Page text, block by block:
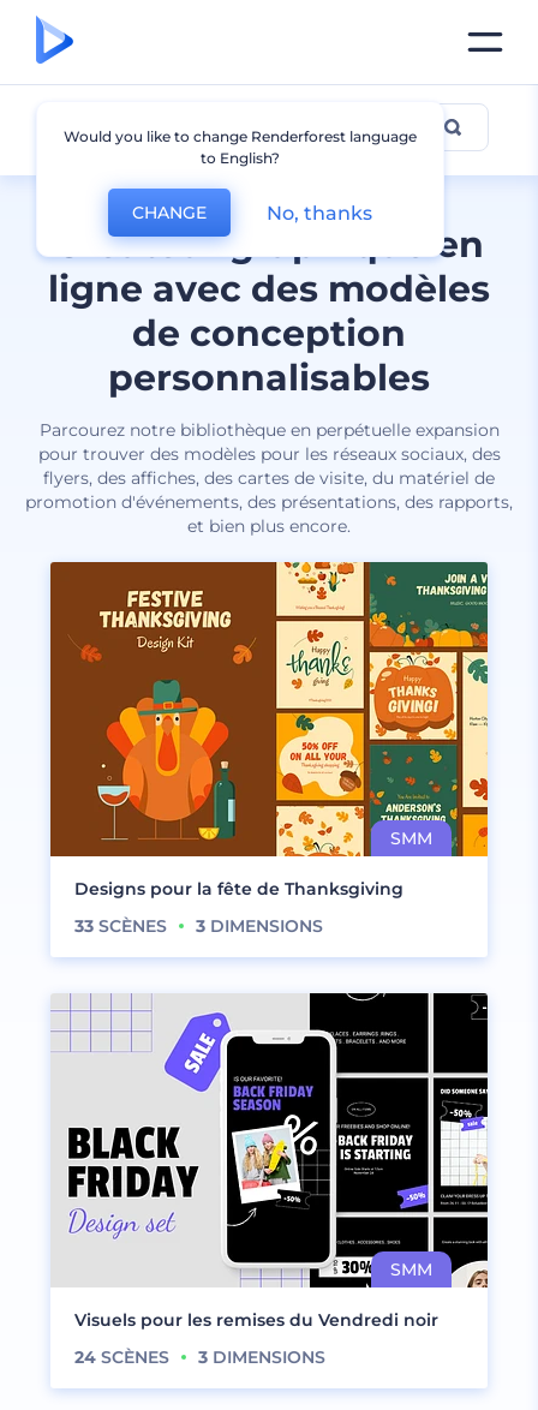
Créateur graphique en
ligne avec des modèles
de conception
personnalisables
Parcourez notre bibliothèque en perpétuelle expansion
pour trouver des modèles pour les réseaux sociaux, des
flyers, des affiches, des cartes de visite, du matériel de
promotion d'événements, des présentations, des rapports,
et bien plus encore.
Tous les designs
Designs pour la fête de Thanksgiving
33 SCÈNES 3 DIMENSIONS
Visuels pour les remises du Vendredi noir
24 SCÈNES 3 DIMENSIONS
Would you like to change Renderforest language
to English?
CHANGE No, thanks